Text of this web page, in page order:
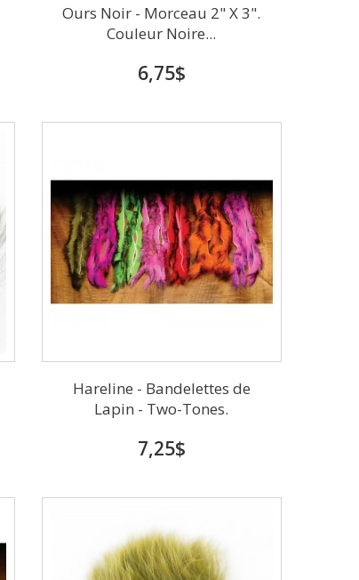
Ours Noir - Morceau 2" X 3".
Couleur Noire...
6,75$
Hareline - Bandelettes de
Lapin - Two-Tones.
7,25$